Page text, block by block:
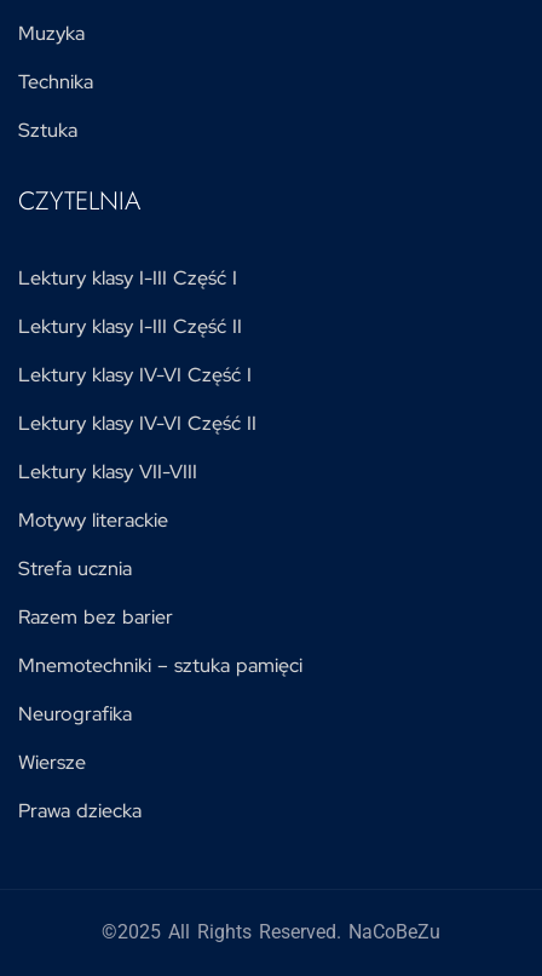
Muzyka
Technika
Sztuka
CZYTELNIA
Lektury klasy I-III Część I
Lektury klasy I-III Część II
Lektury klasy IV-VI Część I
Lektury klasy IV-VI Część II
Lektury klasy VII-VIII
Motywy literackie
Strefa ucznia
Razem bez barier
Mnemotechniki – sztuka pamięci
Neurografika
Wiersze
Prawa dziecka
©2025 All Rights Reserved. NaCoBeZu